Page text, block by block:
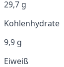
29,7 g
Kohlenhydrate
9,9 g
Eiweiß